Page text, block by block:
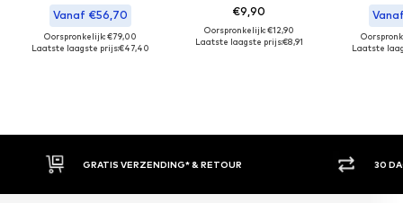
Vanaf €56,70
Oorspronkelijk: €79,00
Laatste laagste prijs:€47,40
€9,90
Oorspronkelijk: €12,90
Laatste laagste prijs:€8,91
Laatste
GRATIS VERZENDING* & RETOUR 30 DAGEN